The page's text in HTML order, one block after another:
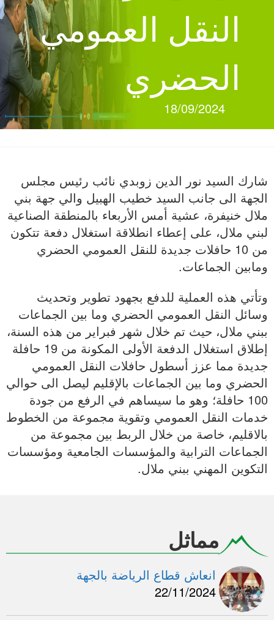
النقل العمومي
الحضري
18/09/2024
شارك السيد نور الدين زوبدي نائب رئيس مجلس
الجهة الى جانب السيد خطيب الهبيل والي جهة بني
ملال خنيفرة، عشية أمس الأربعاء بالمنطقة الصناعية
لبني ملال، على إعطاء انطلاقة استغلال دفعة تتكون
من 10 حافلات جديدة للنقل العمومي الحضري
ومابين الجماعات.
وتأتي هذه العملية للدفع بجهود تطوير وتحديث
وسائل النقل العمومي الحضري وما بين الجماعات
ببني ملال، حيث تم خلال شهر فبراير من هذه السنة،
إطلاق استغلال الدفعة الأولى المكونة من 19 حافلة
جديدة مما عزز أسطول حافلات النقل العمومي
الحضري وما بين الجماعات بالإقليم ليصل الى حوالي
100 حافلة؛ وهو ما سيساهم في الرفع من جودة
خدمات النقل العمومي وتقوية مجموعة من الخطوط
بالاقليم، خاصة من خلال الربط بين مجموعة من
الجماعات الترابية والمؤسسات الجامعية ومؤسسات
التكوين المهني ببني ملال.
مماثل
انعاش قطاع الرياضة بالجهة
22/11/2024